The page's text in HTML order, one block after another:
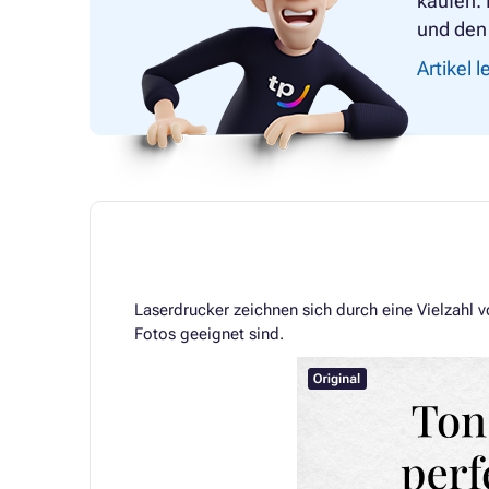
und
Artikel
Laserdrucker zeichnen sich durch eine Vielzahl
Fotos geeignet sind.